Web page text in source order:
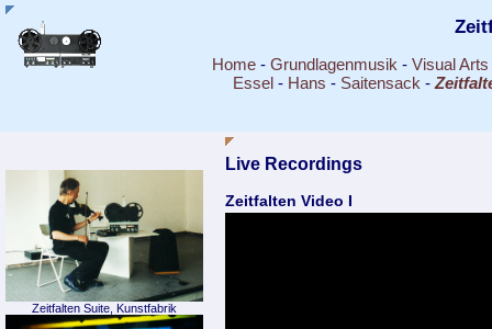
Home- Grundlagenmusik - Visual Arts
Essel - Hans - Saitensack -
Zeitfalten Suite, Kunstfabrik
Live Recordings
Zeitfalten Video I